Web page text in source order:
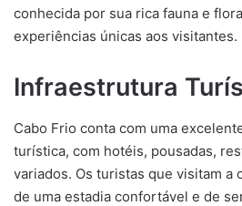
conhecida por sua rica fauna e
experiências únicas aos visitantes.
Infraestrutura
Cabo Frio conta com uma
turística, com hotéis, pousadas,
variados. Os turistas que visitam a
de uma estadia confortável e de